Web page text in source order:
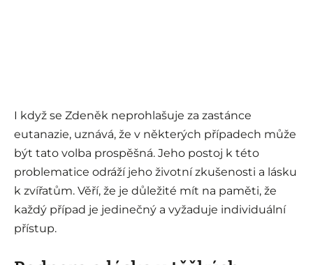
I když se Zdeněk neprohlašuje za zastánce
eutanazie, uznává, že v některých případech může
být tato volba prospěšná. Jeho postoj k této
problematice odráží jeho životní zkušenosti a lásku
k zvířatům. Věří, že je důležité mít na paměti, že
každý případ je jedinečný a vyžaduje individuální
přístup.